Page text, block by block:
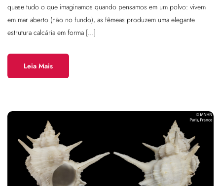
quase tudo o que imaginamos quando pensamos em um polvo: vivem
em mar aberto (não no fundo), as fêmeas produzem uma elegante
estrutura calcária em forma […]
Leia Mais